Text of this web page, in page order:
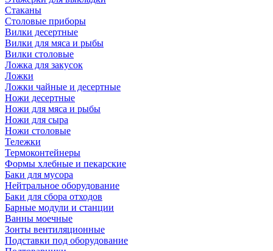
Стаканы
Столовые приборы
Вилки десертные
Вилки для мяса и рыбы
Вилки столовые
Ложка для закусок
Ложки
Ложки чайные и десертные
Ножи десертные
Ножи для мяса и рыбы
Ножи для сыра
Ножи столовые
Тележки
Термоконтейнеры
Формы хлебные и пекарские
Баки для мусора
Нейтральное оборудование
Баки для сбора отходов
Барные модули и станции
Ванны моечные
Зонты вентиляционные
Подставки под оборудование